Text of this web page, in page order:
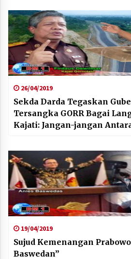
26/04/2019
Sekda Darda Tegaskan
Tersangka GORR Bagai
Kajati: Jangan-jangan
19/04/2019
Sujud Kemenangan
Baswedan”